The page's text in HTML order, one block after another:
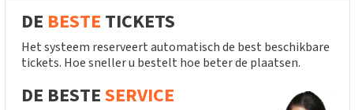
DE BESTE TICKETS
Het systeem reserveert automatisch de best beschikbare
tickets. Hoe sneller u bestelt hoe beter de plaatsen.
DE BESTESERVICE